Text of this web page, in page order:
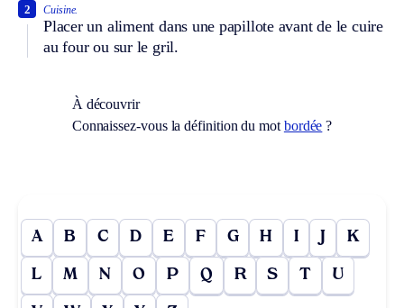
Cuisine.
Placer un aliment dans une papillote avant de le cuire
au four ou sur le gril.
2
À découvrir
Connaissez-vous la définition du motbordée ?
A B C D E F G H I J K
L M N O P Q R S T U